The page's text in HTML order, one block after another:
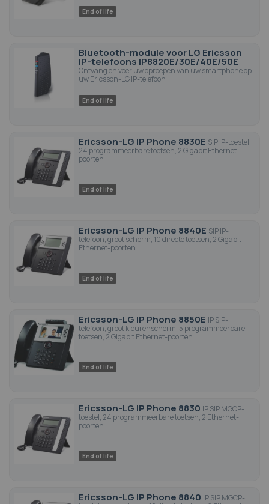
End of life
Bluetooth-module voor LG Ericsson
IP-telefoons IP8820E/30E/40E/50E
Ontvang en voer uw oproepen van uw smartphone op
uw Ericsson-LG IP-telefoon
End of life
Ericsson-LG IP Phone 8830E SIP IP-toestel,
24 programmeerbare toetsen, 2 Gigabit Ethernet-
poorten
End of life
Ericsson-LG IP Phone 8840E SIP IP-
telefoon, groot scherm, 10 directe toetsen, 2 Gigabit
Ethernet-poorten
End of life
Ericsson-LG IP Phone 8850E IP SIP-
telefoon, groot kleurenscherm, 5 programmeerbare
toetsen, 2 Gigabit Ethernet-poorten
End of life
Ericsson-LG IP Phone 8830 IP SIP MGCP-
toestel, 24 programmeerbare toetsen, 2 Ethernet-
poorten
End of life
Ericsson-LG IP Phone 8840 IP SIP MGCP-